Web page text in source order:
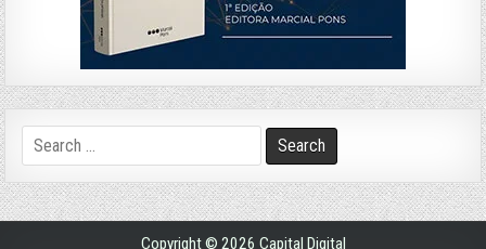
Search
for:
Copyright © 2026 Capital Digital